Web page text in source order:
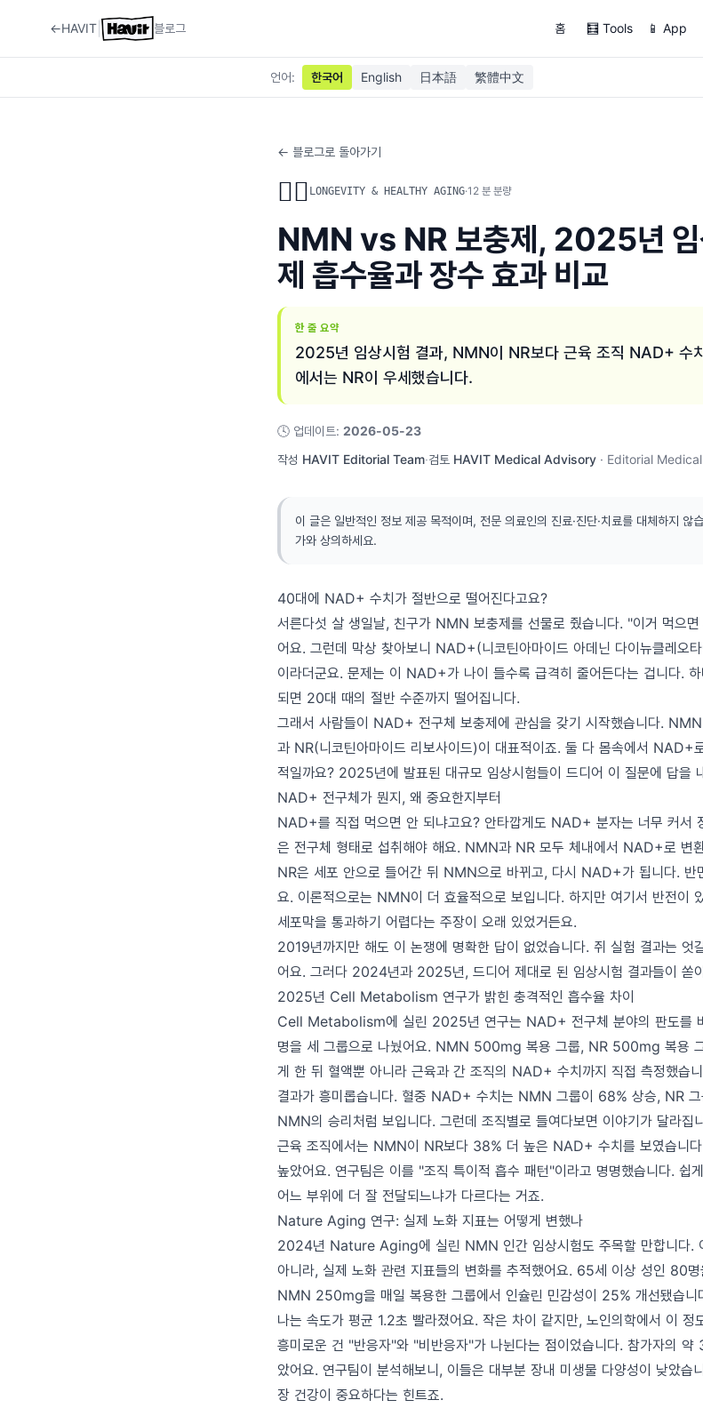
←HAVIT 블로그 홈 🧮 Tools 📱 App
언어: 한국어 English 日本語 繁體中文
← 블로그로 돌아가기
🏃‍♂️ LONGEVITY & HEALTHY AGING·12 분 분량
NMN vs NR 보충제, 2025년 임
제 흡수율과 장수 효과 비교
한 줄 요약
2025년 임상시험 결과, NMN이 NR보다 근육 조직 NAD+ 수
에서는 NR이 우세했습니다.
🕓 업데이트: 2026-05-23
작성 HAVIT Editorial Team·검토 HAVIT Medical Advisory · Editorial
이 글은 일반적인 정보 제공 목적이며, 전문 의료인의 진료·진단·치료를 대체하지 않
가와 상의하세요.
40대에 NAD+ 수치가 절반으로 떨어진다고요?
서른다섯 살 생일날, 친구가 NMN 보충제를 선물로 줬습니다. "이거 먹으
어요. 그런데 막상 찾아보니 NAD+(니코틴아마이드 아데닌 다이뉴클레오
이라더군요. 문제는 이 NAD+가 나이 들수록 급격히 줄어든다는 겁니다.
되면 20대 때의 절반 수준까지 떨어집니다.
그래서 사람들이 NAD+ 전구체 보충제에 관심을 갖기 시작했습니다.
과 NR(니코틴아마이드 리보사이드)이 대표적이죠. 둘 다 몸속에서 NAD+
적일까요? 2025년에 발표된 대규모 임상시험들이 드디어 이 질문에 답을
NAD+ 전구체가 뭔지, 왜 중요한지부터
NAD+를 직접 먹으면 안 되냐고요? 안타깝게도 NAD+ 분자는 너무 커서
은 전구체 형태로 섭취해야 해요. NMN과 NR 모두 체내에서 NAD+로 변
NR은 세포 안으로 들어간 뒤 NMN으로 바뀌고, 다시 NAD+가 됩니다. 반
요. 이론적으로는 NMN이 더 효율적으로 보입니다. 하지만 여기서 반전이
세포막을 통과하기 어렵다는 주장이 오래 있었거든요.
2019년까지만 해도 이 논쟁에 명확한 답이 없었습니다. 쥐 실험 결과는 엇
어요. 그러다 2024년과 2025년, 드디어 제대로 된 임상시험 결과들이 쏟
2025년 Cell Metabolism 연구가 밝힌 충격적인 흡수율 차이
Cell Metabolism에 실린 2025년 연구는 NAD+ 전구체 분야의 판도를
명을 세 그룹으로 나눴어요. NMN 500mg 복용 그룹, NR 500mg 복용
게 한 뒤 혈액뿐 아니라 근육과 간 조직의 NAD+ 수치까지 직접 측정했습
결과가 흥미롭습니다. 혈중 NAD+ 수치는 NMN 그룹이 68% 상승, NR 그
NMN의 승리처럼 보입니다. 그런데 조직별로 들여다보면 이야기가 달라집
근육 조직에서는 NMN이 NR보다 38% 더 높은 NAD+ 수치를 보였습니
높았어요. 연구팀은 이를 "조직 특이적 흡수 패턴"이라고 명명했습니다. 쉽
어느 부위에 더 잘 전달되느냐가 다르다는 거죠.
Nature Aging 연구: 실제 노화 지표는 어떻게 변했나
2024년 Nature Aging에 실린 NMN 인간 임상시험도 주목할 만합니다.
아니라, 실제 노화 관련 지표들의 변화를 추적했어요. 65세 이상 성인 80
NMN 250mg을 매일 복용한 그룹에서 인슐린 민감성이 25% 개선됐습니
나는 속도가 평균 1.2초 빨라졌어요. 작은 차이 같지만, 노인의학에서 이 정
흥미로운 건 "반응자"와 "비반응자"가 나뉜다는 점이었습니다. 참가자의
았어요. 연구팀이 분석해보니, 이들은 대부분 장내 미생물 다양성이 낮았
장 건강이 중요하다는 힌트죠.